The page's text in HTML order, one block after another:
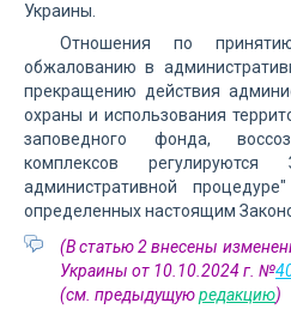
Украины.
Отношения по
обжалованию в
прекращению действия
охраны и использования
заповедного фонда,
комплексов
административной
определенных настоящим
(В статью 2 внесены
Украины от 10.10.2024 г. №
(см. предыдущуюредакцию)